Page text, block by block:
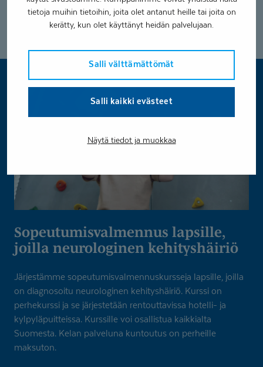
tietoja muihin tietoihin, joita olet antanut heille tai joita on
kerätty, kun olet käyttänyt heidän palvelujaan.
Salli välttämättömät
Salli kaikki evästeet
Näytä tiedot ja muokkaa
kehystettynä. Kurssilla vietetty aika oli meille iloista ja
rentouttavaa, joten tunnelmiin voi palata aina kuvia
Sopeutumis­val­mennus lapsille,
joilla neurologinen kehityshäiriö
Järjestämme sopeutumisvalmennuskursseja lapsille, joilla
on diagnosoitu neurologinen kehityshäiriö. Kurssi on
perhekurssi ja se järjestetään rentouttavissa hotelli- ja
kylpyläpuitteissa. Kurssille voi osallistua kaikkialta
Suomesta. Kelan palveluna kuntoutus on perheille
maksuton.